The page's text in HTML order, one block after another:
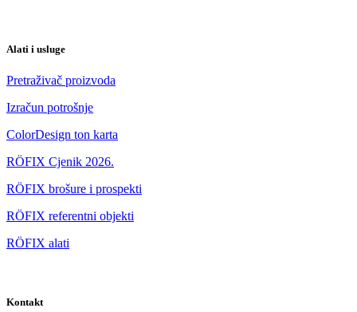
Alati i usluge
Pretraživač proizvoda
Izračun potrošnje
ColorDesign ton karta
RÖFIX Cjenik 2026.
RÖFIX brošure i prospekti
RÖFIX referentni objekti
RÖFIX alati
Kontakt